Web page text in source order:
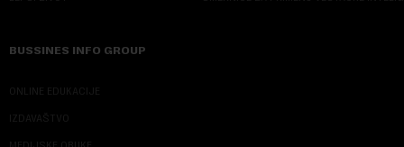
BUSSINES INFO GROUP
ONLINE EDUKACIJE
IZDAVAŠTVO